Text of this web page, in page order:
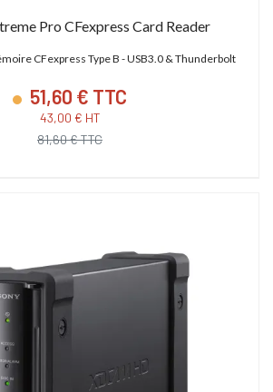
Pro CFexpress Card Reader
CFexpress Type B - USB3.0 & Thunderbolt
51,60 € TTC
43,00 € HT
81,60 € TTC